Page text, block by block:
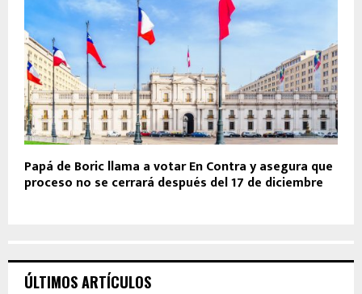
Papá de Boric llama a votar En Contra y asegura que
proceso no se cerrará después del 17 de diciembre
ÚLTIMOS ARTÍCULOS